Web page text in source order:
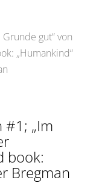
#1; „Im
book:
Bregman